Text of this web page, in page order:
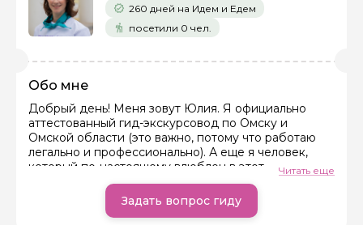
260 дней на Идем и Едем
посетили 0 чел.
Обо мне
Добрый день! Меня зовут Юлия. Я официально
аттестованный гид-экскурсовод по Омску и
Омской области (это важно, потому что работаю
легально и профессионально). А еще я человек,
который по-настоящему влюблен в этот
невероятно красивый город!
Почему вам со мной будет интересно?
Читать еще
Задать вопрос гиду
Задайте свой вопрос гиду